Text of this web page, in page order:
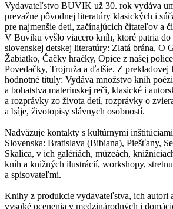
Vydavateľstvo BUVIK už 30. rok vydáva
prevažne pôvodnej literatúry klasických i
pre najmenšie deti, začínajúcich čitateľov a
V Buviku vyšlo viacero kníh, ktoré patria do
slovenskej detskej literatúry: Zlatá brána,
Žabiatko, Čačky hračky, Opice z našej
Povedačky, Trojruža a ďalšie. Z prekladovej
hodnotné tituly: Vydáva množstvo kníh
a bohatstva materinskej reči, klasické i
a rozprávky zo života detí, rozprávky o
a báje, životopisy slávnych osobností.
Nadväzuje kontakty s kultúrnymi
Slovenska: Bratislava (Bibiana), Piešťany,
Skalica, v ich galériách, múzeách,
kníh a knižných ilustrácií, workshopy,
a spisovateľmi.
Knihy z produkcie vydavateľstva, ich autori
vysoké ocenenia v medzinárodných i